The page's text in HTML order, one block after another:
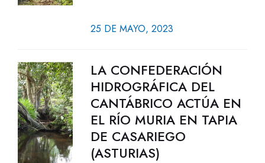
25 DE MAYO, 2023
LA CONFEDERACIÓN
HIDROGRÁFICA DEL
CANTÁBRICO ACTÚA EN
EL RÍO MURIA EN TAPIA
DE CASARIEGO
(ASTURIAS)